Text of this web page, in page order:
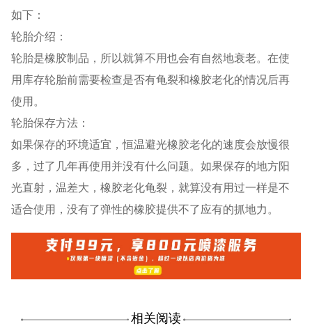
如下：
轮胎介绍：
轮胎是橡胶制品，所以就算不用也会有自然地衰老。在使
用库存轮胎前需要检查是否有龟裂和橡胶老化的情况后再
使用。
轮胎保存方法：
如果保存的环境适宜，恒温避光橡胶老化的速度会放慢很
多，过了几年再使用并没有什么问题。如果保存的地方阳
光直射，温差大，橡胶老化龟裂，就算没有用过一样是不
适合使用，没有了弹性的橡胶提供不了应有的抓地力。
相关阅读